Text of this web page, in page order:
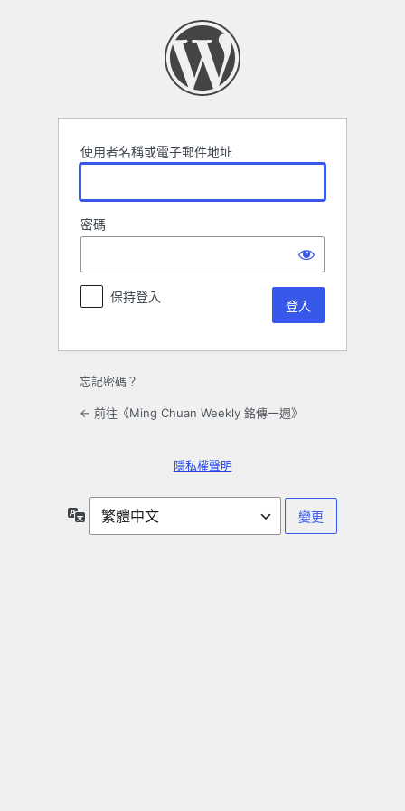
使用者名稱或電子郵件地址
密碼
保持登入
忘記密碼？
← 前往《Ming Chuan Weekly 銘傳一週》
隱私權聲明
言